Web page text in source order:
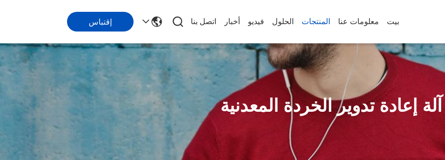
بيت معلومات عنا المنتجات الحلول فيديو أخبار اتصل بنا إقتباس
آلة إعادة تدوير الخردة المعدنية